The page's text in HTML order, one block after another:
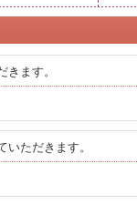
きます。
ただきます。